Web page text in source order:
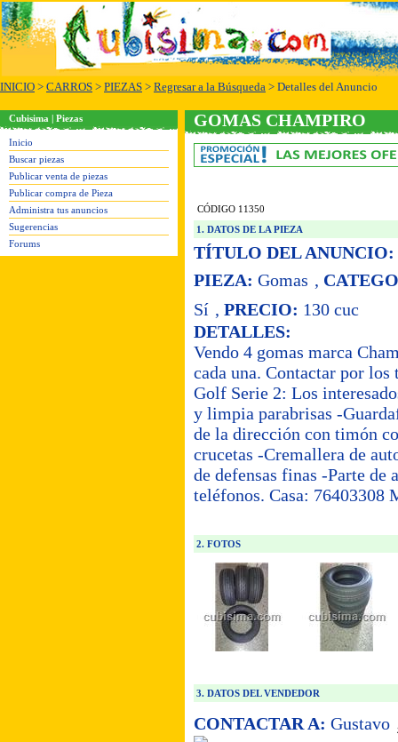
INICIO > CARROS > PIEZAS > Regresar a la Búsqueda > Detalles del Anuncio
Cubisima | Piezas
Inicio
Buscar piezas
Publicar venta de piezas
Publicar compra de Pieza
Administra tus anuncios
Sugerencias
Forums
GOMAS CHAMPIRO
CÓDIGO 11350
1. DATOS DE LA PIEZA
TÍTULO DEL ANUNCIO:
PIEZA: Gomas ,
Sí , PRECIO: 130 cuc
DETALLES:
Vendo 4 gomas marca
cada una. Contactar por
Golf Serie 2: Los
y limpia parabrisas -
de la dirección con timón
crucetas -Cremallera de
de defensas finas -Parte de
teléfonos. Casa: 76403308
2. FOTOS
3. DATOS DEL VENDEDOR
CONTACTAR A: Gustavo